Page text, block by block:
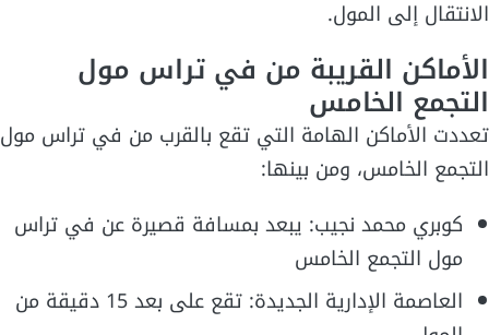
الانتقال إلى المول.
الأماكن القريبة من في تراس مول
التجمع الخامس
تعددت الأماكن الهامة التي تقع بالقرب من في تراس مول
التجمع الخامس، ومن بينها:
كوبري محمد نجيب: يبعد بمسافة قصيرة عن في تراس
مول التجمع الخامس
العاصمة الإدارية الجديدة: تقع على بعد 15 دقيقة من